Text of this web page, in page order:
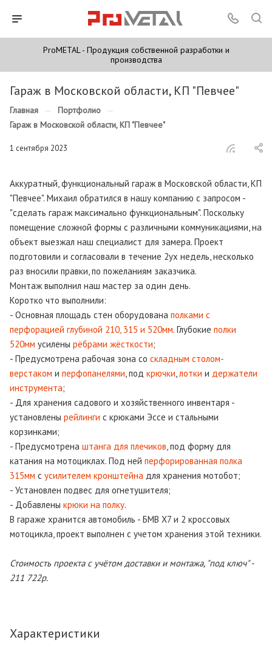
ProMETAL - Продукция собственной разработки и
производства
Гараж в Московской области, КП "Певчее"
Главная — Портфолио —
Гараж в Московской области, КП "Певчее"
1 сентября 2023
Аккуратный, функциональный гараж в Московской области, КП
"Певчее". Михаил обратился в нашу компанию с запросом -
"сделать гараж максимально функциональным". Поскольку
помещение сложной формы с различными коммуникациями, на
объект выезжал наш специалист для замера. Проект
подготовили и согласовали в течение 2ух недель, несколько
раз вносили правки, по пожеланиям заказчика.
Монтаж выполнил наш мастер за один день.
Коротко что выполнили:
- Основная площадь стен оборудована полками с
перфорацией глубиной 210, 315 и 520мм. Глубокие полки
520мм усилены рёбрами жёсткости;
- Предусмотрена рабочая зона со складным столом-
верстаком и перфопанелями, под крючки,лотки и держатели
инструмента;
- Для хранения садового и хозяйственного инвентаря -
установлены рейлинги с крюками Эссе и стальными
корзинками;
- Предусмотрена штанга для плечиков, под форму для
катания на мотоциклах. Под ней перфорированная полка
315мм с усилителем кронштейна для хранения мотобот;
- Установлен подвес для огнетушителя;
- Добавлены крюки на полку.
В гараже хранится автомобиль - БМВ Х7 и 2 кроссовых
мотоцикла, проект выполнен с учетом хранения этой техники.
Стоимость проекта с учётом доставки и монтажа, "под ключ" -
211 722р.
Характеристики